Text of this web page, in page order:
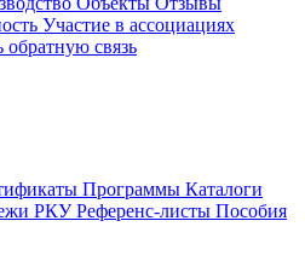
Участие в ассоциациях
обратную связь
Программы Каталоги
РКУРеференс-листы Пособия